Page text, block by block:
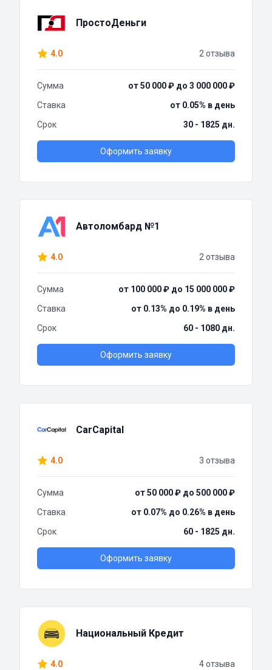
ПростоДеньги
4.0 2 отзыва
Сумма
от 50 000 ₽ до 3 000 000 ₽
Ставка
от 0.05% в день
Срок
30 - 1825 дн.
Оформить заявку
Автоломбард №1
4.0 2 отзыва
Сумма
от 100 000 ₽ до 15 000 000 ₽
Ставка
от 0.13% до 0.19% в день
Срок
60 - 1080 дн.
Оформить заявку
CarCapital
4.0 3 отзыва
Сумма
от 50 000 ₽ до 500 000 ₽
Ставка
от 0.07% до 0.26% в день
Срок
60 - 1825 дн.
Оформить заявку
Национальный Кредит
4.0 4 отзыва